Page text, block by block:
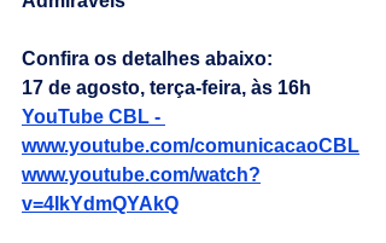
Confira os detalhes abaixo:
17 de agosto, terça-feira, às 16h
YouTube CBL -
www.youtube.com/comunicacaoCBL
www.youtube.com/watch?
v=4IkYdmQYAkQ